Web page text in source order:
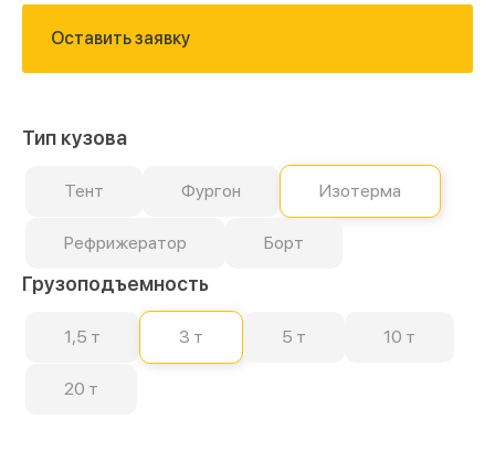
Оставить заявку
Тип кузова
Тент Фургон Изотерма
Рефрижератор Борт
Грузоподъемность
1,5 т 3 т 5 т 10 т
20 т